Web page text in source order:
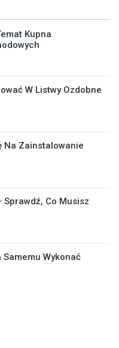
Kupna
W Listwy Ozdobne
Na Zainstalowanie
Sprawdź, Co Musisz
Wykonać